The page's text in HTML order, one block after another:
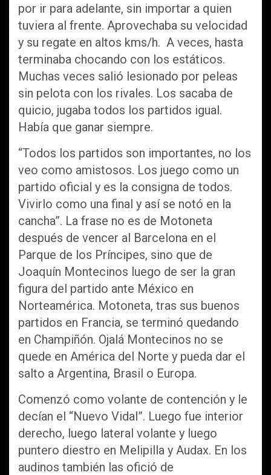
por ir para adelante, sin importar a quien
tuviera al frente. Aprovechaba su velocidad
y su regate en altos kms/h. A veces, hasta
terminaba chocando con los estáticos.
Muchas veces salió lesionado por peleas
sin pelota con los rivales. Los sacaba de
quicio, jugaba todos los partidos igual.
Había que ganar siempre.
“Todos los partidos son importantes, no los
veo como amistosos. Los juego como un
partido oficial y es la consigna de todos.
Vivirlo como una final y así se notó en la
cancha”. La frase no es de Motoneta
después de vencer al Barcelona en el
Parque de los Príncipes, sino que de
Joaquín Montecinos luego de ser la gran
figura del partido ante México en
Norteamérica. Motoneta, tras sus buenos
partidos en Francia, se terminó quedando
en Champiñón. Ojalá Montecinos no se
quede en América del Norte y pueda dar el
salto a Argentina, Brasil o Europa.
Comenzó como volante de contención y le
decían el “Nuevo Vidal”. Luego fue interior
derecho, luego lateral volante y luego
puntero diestro en Melipilla y Audax. En los
audinos también las ofició de